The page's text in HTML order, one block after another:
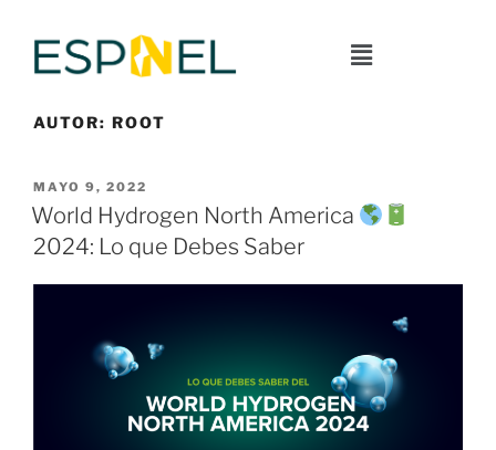
AUTOR: ROOT
MAYO 9, 2022
World Hydrogen North America
2024: Lo que Debes Saber